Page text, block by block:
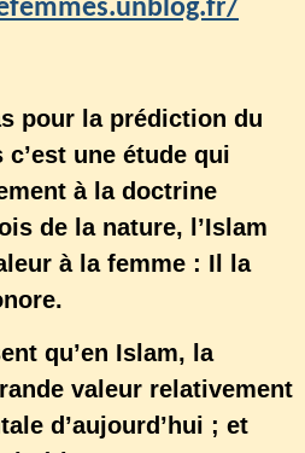
pour la prédiction du
une étude qui
à la doctrine
de la nature, l’Islam
à la femme : Il la
qu’en Islam, la
valeur relativement
d’aujourd’hui ; et